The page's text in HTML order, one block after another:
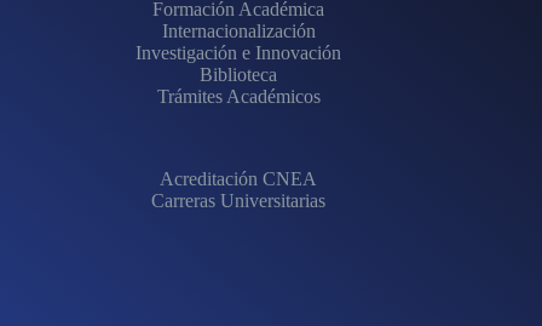
Formación Académica
Internacionalización
Investigación e Innovación
Biblioteca
Trámites Académicos
Acreditación CNEA
Carreras Universitarias